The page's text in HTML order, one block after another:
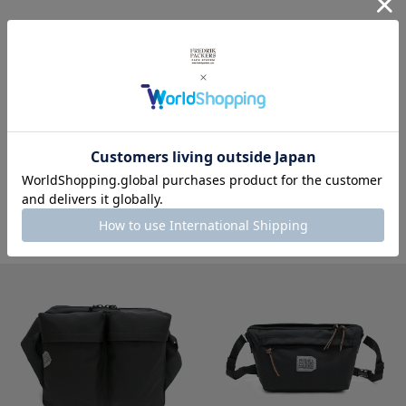
商品写真を見る
その他バリスティックナイロンを見る
※製品詳細画像は実際の商品とは違う画像を使用している場合もございますので、ご注意下さい
その他おすすめの商品